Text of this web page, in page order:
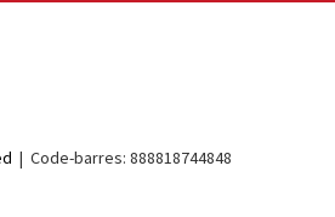
|Code-barres: 888818744848